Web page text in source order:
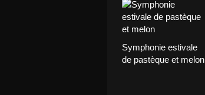
Symphonie estivale
de pastèque et melon